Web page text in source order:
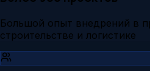
Большой опыт внедрений в
строительстве и логистике